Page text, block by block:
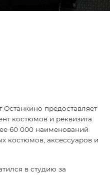
Останкино предоставляет
костюмов и реквизита
60 000 наименований
костюмов, аксессуаров и
в студию за